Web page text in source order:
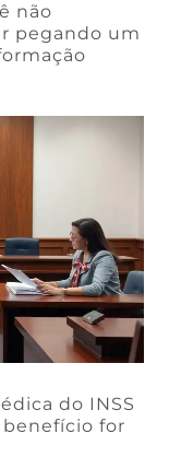
não
pegando um
do INSS
for